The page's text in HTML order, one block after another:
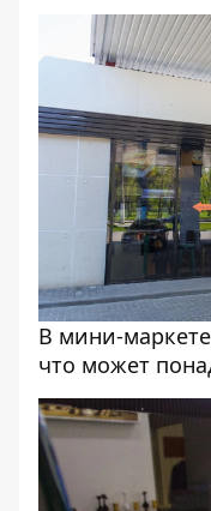
В мини-
что может